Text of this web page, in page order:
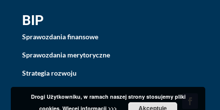
BIP
Sprawozdania finansowe
Sprawozdania merytoryczne
Strategia rozwoju
Drogi Użytkowniku, w ramach naszej strony stosujemy pliki
cookies. Więcej informacji >>> Akceptuję